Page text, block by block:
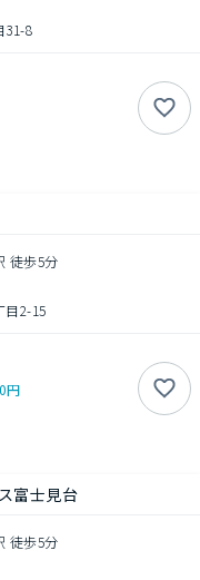
31-8
徒歩5分
目2-15
円
富士見台
徒歩5分